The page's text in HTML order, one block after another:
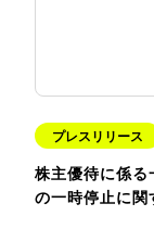
プレスリリース
株主優待に係る
の一時停止に関